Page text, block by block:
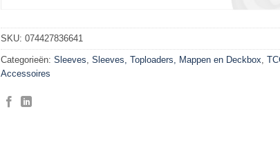
SKU: 074427836641
Categorieën: Sleeves Sleeves, Toploaders, Mappen en Deckbox
Accessoires